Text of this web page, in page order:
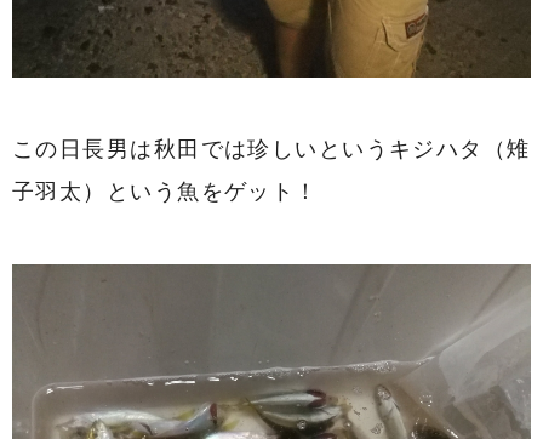
この日長男は秋田では珍しいというキジハタ（雉
子羽太）という魚をゲット！